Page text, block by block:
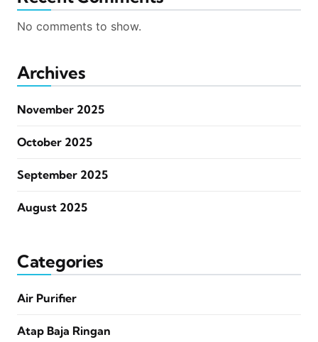
No comments to show.
Archives
November 2025
October 2025
September 2025
August 2025
Categories
Air Purifier
Atap Baja Ringan